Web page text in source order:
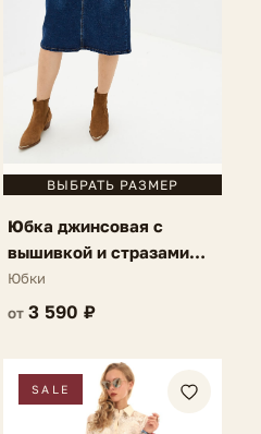
ВЫБРАТЬ РАЗМЕР
Юбка джинсовая с
вышивкой и стразами
темно-синяя Bellia
Юбки
от3 590 ₽
SALE